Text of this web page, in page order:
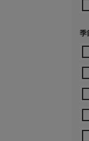
季